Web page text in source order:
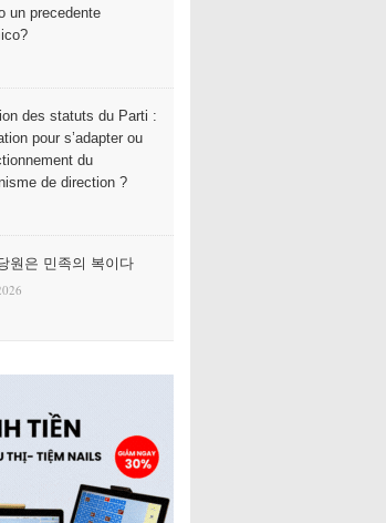
un precedente
des statuts du Parti :
pour s’adapter ou
du
de direction ?
원은 민족의 복이다